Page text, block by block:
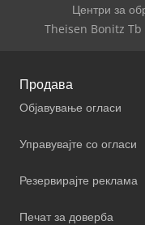
Центри за
Theisen Bonitz Tb
Продава
Објавување огласи
Управувајте со огласи
Резервирајте реклама
Печат за доверба